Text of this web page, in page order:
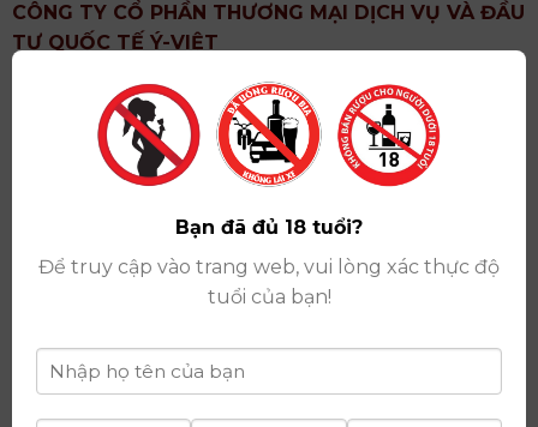
CÔNG TY CỔ PHẦN THƯƠNG MẠI DỊCH VỤ VÀ ĐẦU
TƯ QUỐC TẾ Ý-VIỆT
: Khu 6, Xã Hoài Đức, Thành Phố Hà Nội
Showroom: Số 09 Phố Liễu Giai, Phường Ngọc Hà,
Thành Phố Hà Nội
Giấy ĐKKD số: 0102751615 do Sở Tài Chính Thành
Phố Hà Nội cấp lần đầu ngày 07/05/2008,đăng ký
thay đổi lần thứ 17 ngày 06/08/2025
Giấy phép Phân Phối Rượu số : 529/GP-BCT do Bộ
Công Thương cấp ngày 14/11/2022
Ngân hàng:Ngân hàng TMCP Đầu tư và phát triển
Việt Nam (BIDV)
Bạn đã đủ 18 tuổi?
Để truy cập vào trang web, vui lòng xác thực độ
tuổi của bạn!